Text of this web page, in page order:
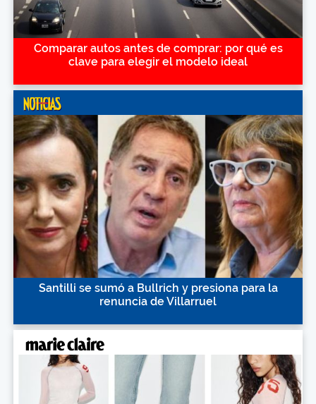
Comparar autos antes de comprar: por qué es
clave para elegir el modelo ideal
Santilli se sumó a Bullrich y presiona para la
renuncia de Villarruel